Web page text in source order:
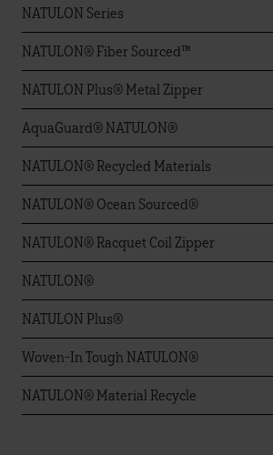
NATULON Series
NATULON® Fiber Sourced™
NATULON Plus® Metal Zipper
AquaGuard® NATULON®
NATULON® Recycled Materials
NATULON® Ocean Sourced®
NATULON® Racquet Coil Zipper
NATULON®
NATULON Plus®
Woven-In Tough NATULON®
NATULON® Material Recycle